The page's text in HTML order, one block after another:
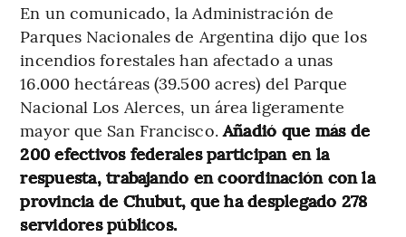
En un comunicado, la Administración de
Parques Nacionales de Argentina dijo que los
incendios forestales han afectado a unas
16.000 hectáreas (39.500 acres) del Parque
Nacional Los Alerces, un área ligeramente
mayor que San Francisco.Añadió que más de
200 efectivos federales participan en la
respuesta, trabajando en coordinación con la
provincia de Chubut, que ha desplegado 278
servidores públicos.